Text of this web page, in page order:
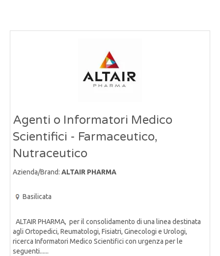
Agenti o Informatori Medico
Scientifici - Farmaceutico,
Nutraceutico
Azienda/Brand: ALTAIR PHARMA
Basilicata
ALTAIR PHARMA, per il consolidamento di una linea destinata
agli Ortopedici, Reumatologi, Fisiatri, Ginecologi e Urologi,
ricerca Informatori Medico Scientifici con urgenza per le
seguenti......